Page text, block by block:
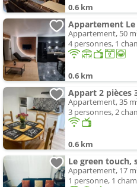
0.6 km
Appartement
Appartement, 50
4 personnes, 1
0.6 km
Appartement, 35
3 personnes, 2
0.6 km
Le green
Appartement, 17
1 personne, 1